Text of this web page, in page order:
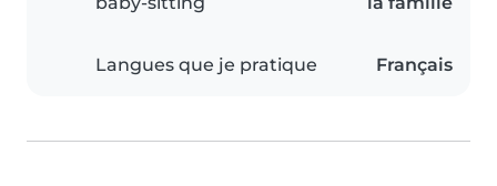
Langues que je pratique Français